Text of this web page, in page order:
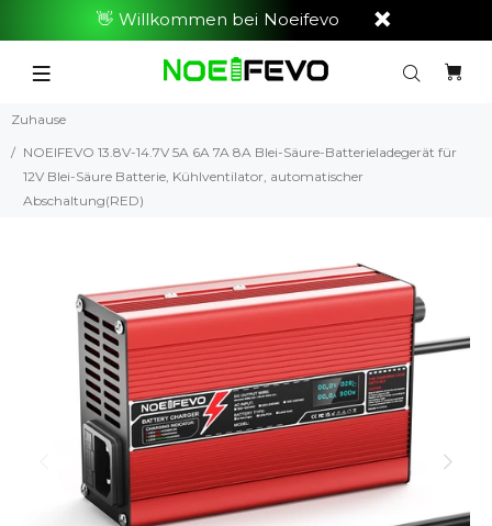
👋 Willkommen bei Noeifevo
Zuhause
NOEIFEVO 13.8V-14.7V 5A 6A 7A 8A Blei-Säure-Batterieladegerät für
12V Blei-Säure Batterie, Kühlventilator, automatischer
Abschaltung(RED)